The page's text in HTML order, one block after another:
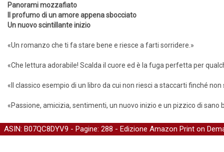
Panorami mozzafiato
Il profumo di un amore appena sbocciato
Un nuovo scintillante inizio
«Un romanzo che ti fa stare bene e riesce a farti sorridere.»
«Che lettura adorabile! Scalda il cuore ed è la fuga perfetta per
«Il classico esempio di un libro da cui non riesci a staccarti finché
«Passione, amicizia, sentimenti, un nuovo inizio e un pizzico di
ASIN: B07QC8DYV9 - Pagine: 288 - Edizione Amazon Print on